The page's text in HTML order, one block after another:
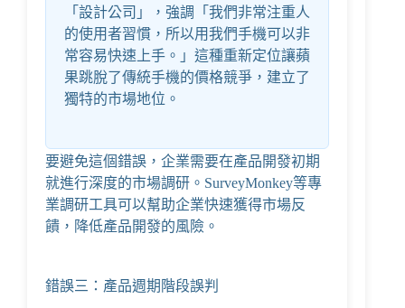
「設計公司」，強調「我們非常注重人
的使用者習慣，所以用我們手機可以非
常容易快速上手。」這種重新定位讓蘋
果跳脫了傳統手機的價格競爭，建立了
獨特的市場地位。
要避免這個錯誤，企業需要在產品開發初期
就進行深度的市場調研。 SurveyMonkey等專
業調研工具可以幫助企業快速獲得市場反
饋，降低產品開發的風險。
錯誤三：產品週期階段誤判